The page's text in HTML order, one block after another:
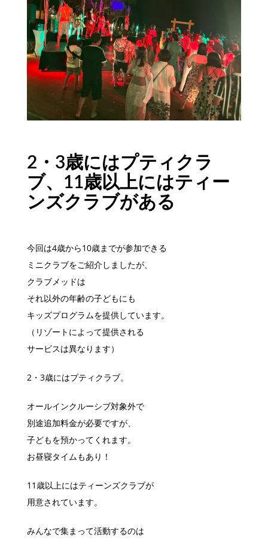
2・3歳にはプティクラ
ブ、11歳以上にはティー
ンズクラブがある
今回は4歳から10歳までが参加できる
ミニクラブをご紹介しましたが、
クラブメッドは
それ以外の年齢の子どもにも
キッズプログラムを提供しています。
（リゾートによって提供される
サービスは異なります）
2・3歳にはプティクラブ。
オールインクルーシブ対象外で
別途追加料金が必要ですが、
子どもを預かってくれます。
お昼寝タイムもあり！
11歳以上にはティーンズクラブが
用意されています。
みんなで集まって活動するのは